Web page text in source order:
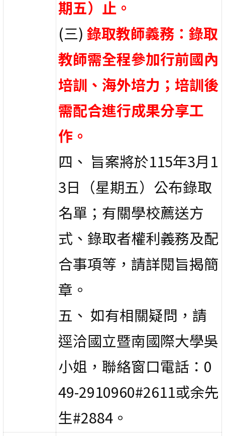
期五）止。
(三) 錄取教師義務：錄取
教師需全程參加行前國內
培訓、海外培力；培訓後
需配合進行成果分享工
作。
四、 旨案將於115年3月1
3日（星期五）公布錄取
名單；有關學校薦送方
式、錄取者權利義務及配
合事項等，請詳閱旨揭簡
章。
五、 如有相關疑問，請
逕洽國立暨南國際大學吳
小姐，聯絡窗口電話：0
49-2910960#2611或余先
生#2884。